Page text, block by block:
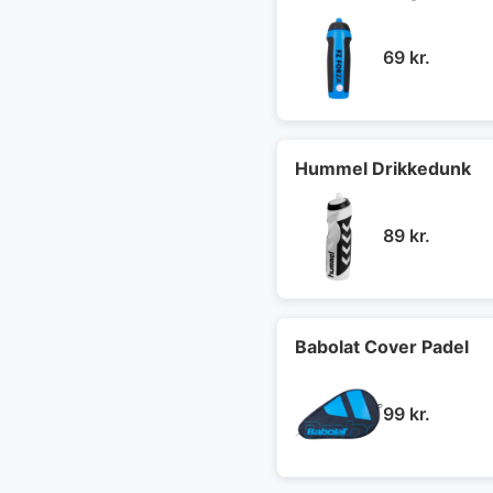
69 kr.
Hummel Drikkedunk
89 kr.
Babolat Cover Padel
99 kr.